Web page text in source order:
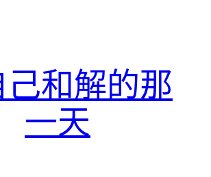
和解的那
一天